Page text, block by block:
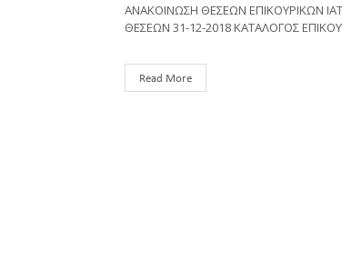
ΑΝΑΚΟΙΝΩΣΗ ΘΕΣΕΩΝ ΕΠΙΚΟΥΡΙΚΩΝ
ΘΕΣΕΩΝ 31-12-2018 ΚΑΤΑΛΟΓΟΣ
Read More